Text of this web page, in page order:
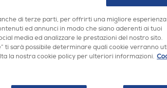
INVIA
di terze parti, per offrirti una migliore esperienza
ed annunci in modo che siano aderenti ai tuoi
media ed analizzare le prestazioni del nostro sito.
ti sarà possibile determinare quali cookie verranno
la nostra cookie policy per ulteriori informazioni.